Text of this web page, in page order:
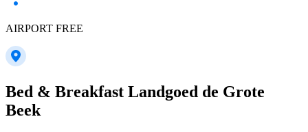
AIRPORT FREE
Bed & Breakfast Landgoed de Grote
Beek